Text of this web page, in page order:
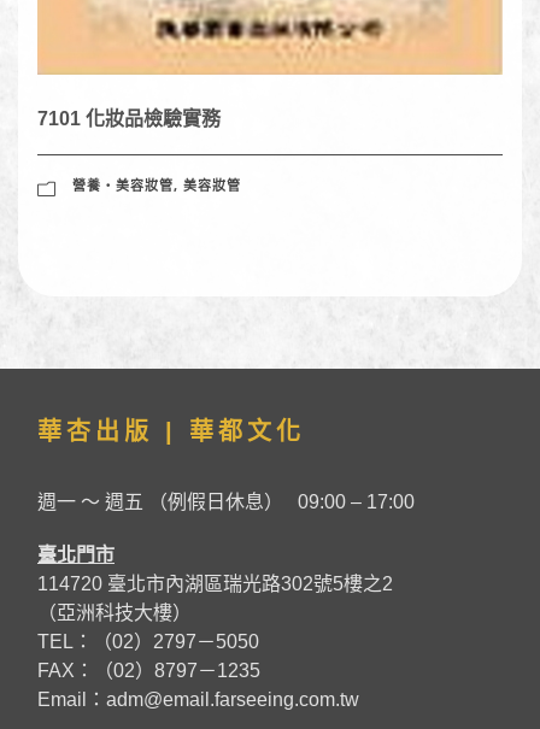
7101 化妝品檢驗實務
營養‧美容妝管, 美容妝管
華杏出版 | 華都文化
週一 ～ 週五 （例假日休息） 09:00 – 17:00
臺北門市
114720 臺北市內湖區瑞光路302號5樓之2
（亞洲科技大樓）
TEL：（02）2797－5050
FAX：（02）8797－1235
Email： adm@email.farseeing.com.tw